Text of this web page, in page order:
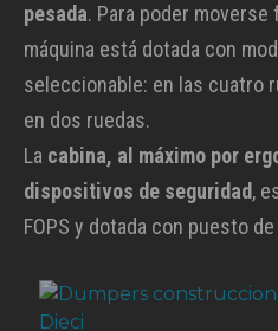
pesada. Para poder
máquina está dotada con
seleccionable: en las cuatro
en dos ruedas.
La cabina, al máximo por
dispositivos de seguridad,
FOPS y dotada con puesto